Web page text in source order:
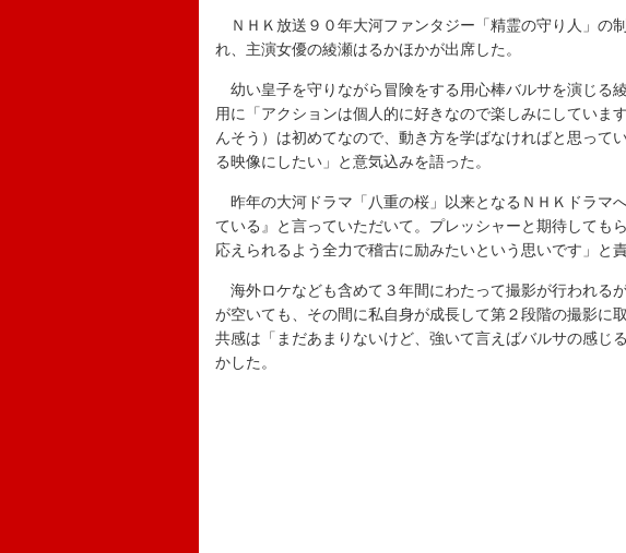
ＮＨＫ放送９０年大河ファンタジー「精霊の守り人」の
れ、主演女優の綾瀬はるかほかが出席した。
幼い皇子を守りながら冒険をする用心棒バルサを演じる
用に「アクションは個人的に好きなので楽しみにしていま
んそう）は初めてなので、動き方を学ばなければと思って
る映像にしたい」と意気込みを語った。
昨年の大河ドラマ「八重の桜」以来となるＮＨＫドラマ
ている』と言っていただいて。プレッシャーと期待しても
応えられるよう全力で稽古に励みたいという思いです」と
海外ロケなども含めて３年間にわたって撮影が行われる
が空いても、その間に私自身が成長して第２段階の撮影に
共感は「まだあまりないけど、強いて言えばバルサの感じ
かした。